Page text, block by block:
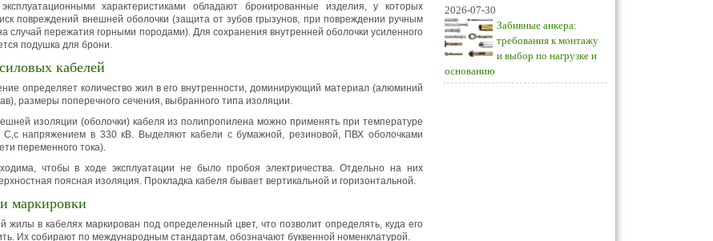
характеристиками обладают бронированные изделия, у которых
повреждений внешней оболочки (защита от зубов грызунов, при повреждении ручным
случай пережатия горными породами). Для сохранения внутренней оболочки усиленного
подушка для брони.
кабелей
определяет количество жил в его внутренности, доминирующий материал (алюминий
размеры поперечного сечения, выбранного типа изоляции.
изоляции (оболочки) кабеля из полипропилена можно применять при температуре
напряжением в 330 кВ. Выделяют кабели с бумажной, резиновой, ПВХ оболочками
переменного тока).
чтобы в ходе эксплуатации не было пробоя электричества. Отдельно на них
поясная изоляция. Прокладка кабеля бывает вертикальной и горизонтальной.
маркировки
жилы в кабелях маркирован под определенный цвет, что позволит определять, куда его
Их собирают по международным стандартам, обозначают буквенной номенклатурой.
2026-07-30
Забивные анкера:
требования к монтажу
и выбор по нагрузке и
основанию